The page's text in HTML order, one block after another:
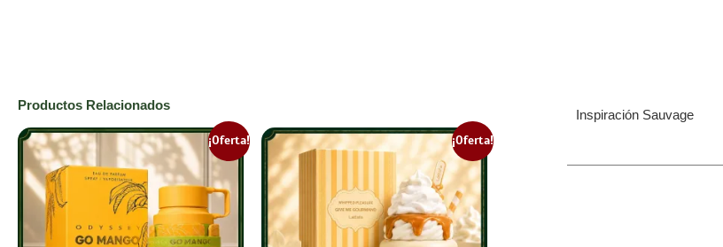
Productos Relacionados
¡Oferta! ¡Oferta!
Inspiración Sauvage